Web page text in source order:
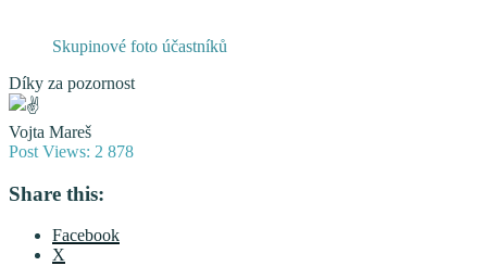
Skupinové foto účastníků
Díky za pozornost
Vojta Mareš
Post Views: 2 878
Share this:
Facebook
X